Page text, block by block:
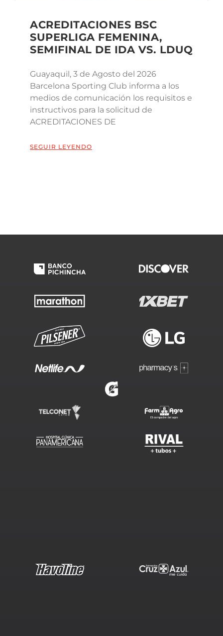
ACREDITACIONES BSC
SUPERLIGA FEMENINA,
SEMIFINAL DE IDA VS. LDUQ
Guayaquil, 3 de Agosto del 2026
Barcelona Sporting Club informa a los
medios de comunicación los requisitos e
instructivos para la solicitud de
ACREDITACIONES DE
SEGUIR LEYENDO